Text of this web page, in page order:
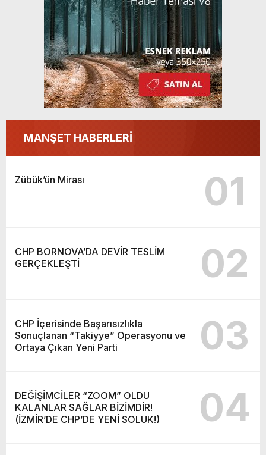
GERÇEKLEŞTİ
MANŞET HABERLERİ
Zübük’ün Mirası 01
CHP BORNOVA’DA DEVİR TESLİM
GERÇEKLEŞTİ
02
CHP İçerisinde Başarısızlıkla
Sonuçlanan “Takiyye” Operasyonu ve
Ortaya Çıkan Yeni Parti
03
DEĞİŞİMCİLER “ZOOM” OLDU
KALANLAR SAĞLAR BİZİMDİR!
(İZMİR’DE CHP’DE YENİ SOLUK!)
04